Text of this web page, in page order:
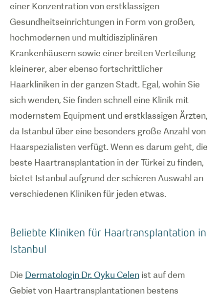
einer Konzentration von erstklassigen
Gesundheitseinrichtungen in Form von großen,
hochmodernen und multidisziplinären
Krankenhäusern sowie einer breiten Verteilung
kleinerer, aber ebenso fortschrittlicher
Haarkliniken in der ganzen Stadt. Egal, wohin Sie
sich wenden, Sie finden schnell eine Klinik mit
modernstem Equipment und erstklassigen Ärzten,
da Istanbul über eine besonders große Anzahl von
Haarspezialisten verfügt. Wenn es darum geht, die
beste Haartransplantation in der Türkei zu finden,
bietet Istanbul aufgrund der schieren Auswahl an
verschiedenen Kliniken für jeden etwas.
Beliebte Kliniken für Haartransplantation in
Istanbul
Die Dermatologin Dr. Oyku Celen ist auf dem
Gebiet von Haartransplantationen bestens